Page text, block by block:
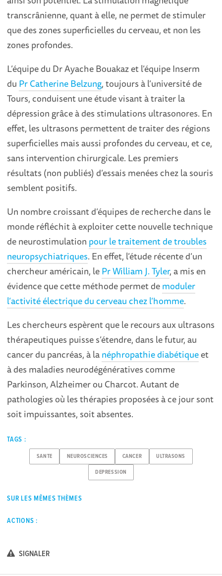
transcrânienne, quant à elle, ne permet de stimuler
que des zones superficielles du cerveau, et non les
zones profondes.
L’équipe du Dr Ayache Bouakaz et l’équipe Inserm
du Pr Catherine Belzung, toujours à l’université de
Tours, conduisent une étude visant à traiter la
dépression grâce à des stimulations ultrasonores. En
effet, les ultrasons permettent de traiter des régions
superficielles mais aussi profondes du cerveau, et ce,
sans intervention chirurgicale. Les premiers
résultats (non publiés) d’essais menées chez la souris
semblent positifs.
Un nombre croissant d’équipes de recherche dans le
monde réfléchit à exploiter cette nouvelle technique
de neurostimulation pour le traitement de troubles
neuropsychiatriques. En effet, l’étude récente d’un
chercheur américain, lePr William J. Tyler, a mis en
évidence que cette méthode permet demoduler
l’activité électrique du cerveau chez l’homme.
Les chercheurs espèrent que le recours aux ultrasons
thérapeutiques puisse s’étendre, dans le futur, au
cancer du pancréas, à lanéphropathie diabétiqueet
à des maladies neurodégénératives comme
Parkinson, Alzheimer ou Charcot. Autant de
pathologies où les thérapies proposées à ce jour sont
soit impuissantes, soit absentes.
TAGS :
SANTE NEUROSCIENCES CANCER ULTRASONS
DEPRESSION
SUR LES MÊMES THÈMES
ACTIONS :
SIGNALER